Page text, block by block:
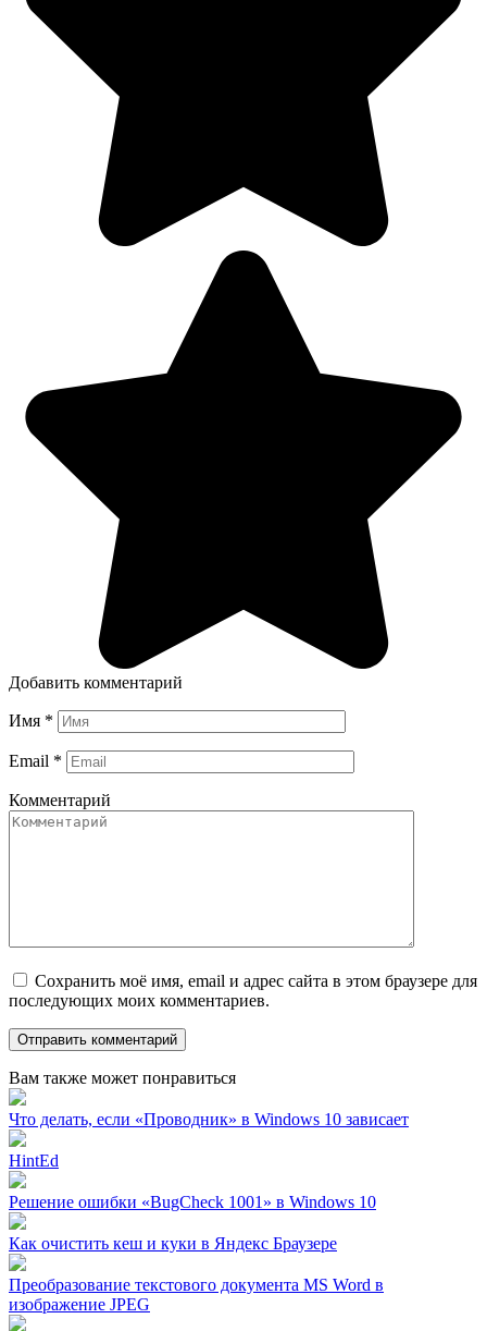
Добавить комментарий
Имя *
Email *
Комментарий
Сохранить моё имя, email и адрес сайта в этом браузере для
последующих моих комментариев.
Вам также может понравиться
Что делать, если «Проводник» в Windows 10 зависает
HintEd
Решение ошибки «BugCheck 1001» в Windows 10
Как очистить кеш и куки в Яндекс Браузере
Преобразование текстового документа MS Word в
изображение JPEG